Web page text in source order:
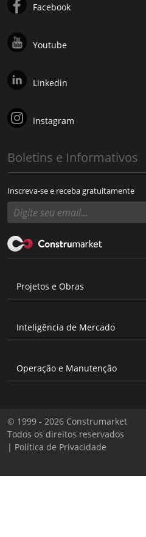
Facebook
Youtube
Linkedin
Instagram
Boletins e Informativos
Inscreva-se e receba gratuitamente
Projetos e Obras
Inteligência de Mercado
Operação e Manutenção
© 1999 - 2026 Construmarket
Todos os direitos reservados
| Política de Privacidade